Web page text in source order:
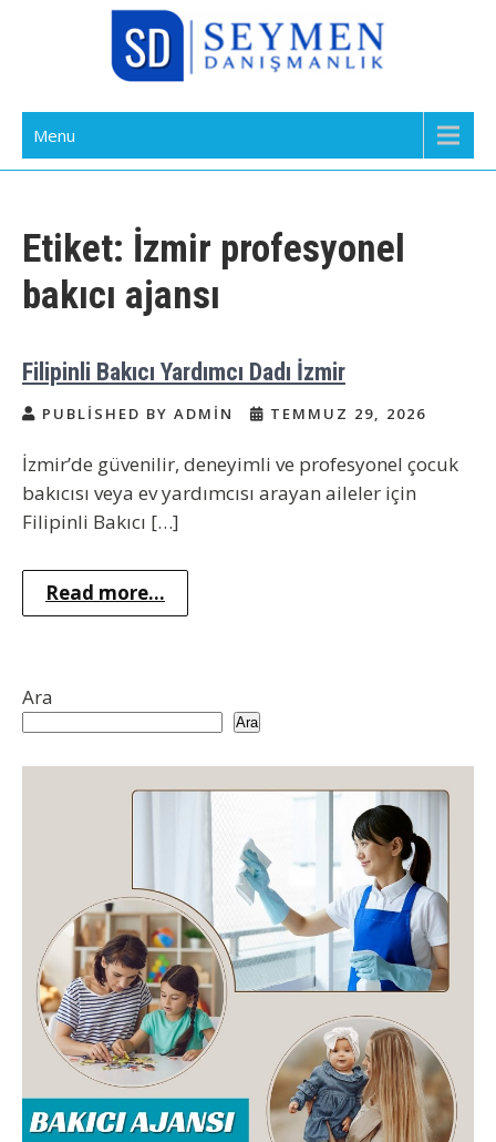
Bakıcı Yardımcı Dadı Danışmanlık
Ajansı İstanbul
Menu
Etiket: İzmir profesyonel
bakıcı ajansı
Filipinli Bakıcı Yardımcı Dadı İzmir
PUBLISHED BY ADMIN TEMMUZ 29, 2026
İzmir’de güvenilir, deneyimli ve profesyonel çocuk
bakıcısı veya ev yardımcısı arayan aileler için
Filipinli Bakıcı […]
Read more...
Ara
Ara